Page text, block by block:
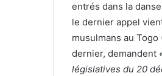
entrés dans la
le dernier appel
musulmans au
dernier, demandent
législatives du 20